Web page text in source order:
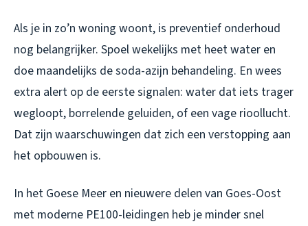
Als je in zo’n woning woont, is preventief onderhoud
nog belangrijker. Spoel wekelijks met heet water en
doe maandelijks de soda-azijn behandeling. En wees
extra alert op de eerste signalen: water dat iets trager
wegloopt, borrelende geluiden, of een vage rioollucht.
Dat zijn waarschuwingen dat zich een verstopping aan
het opbouwen is.
In het Goese Meer en nieuwere delen van Goes-Oost
met moderne PE100-leidingen heb je minder snel